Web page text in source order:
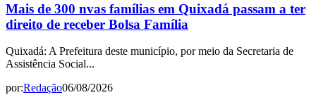
Mais de 300 nvas famílias em Quixadá passam a ter
direito de receber Bolsa Família
Quixadá: A Prefeitura deste município, por meio da Secretaria de
Assistência Social...
por:Redação06/08/2026